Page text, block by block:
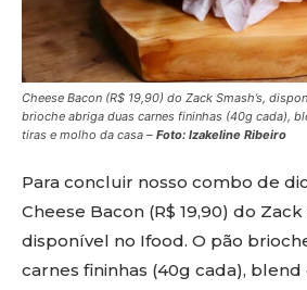
Cheese Bacon (R$ 19,90) do Zack Smash’s,
brioche abriga duas carnes fininhas (40g cada),
tiras e molho da casa – Foto: Izakeline Ribeiro
Para concluir nosso combo de
Cheese Bacon (R$ 19,90) do Zack
disponível no Ifood. O pão
carnes fininhas (40g cada),